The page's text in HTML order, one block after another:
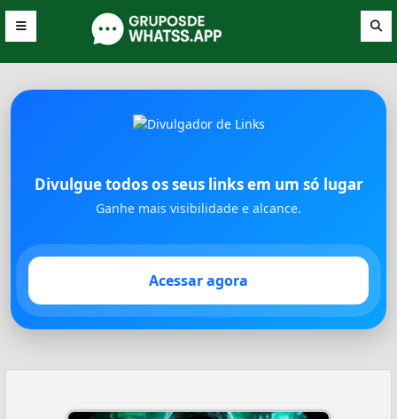
Divulgue todos os seus links em um só lugar
Ganhe mais visibilidade e alcance.
Acessar agora